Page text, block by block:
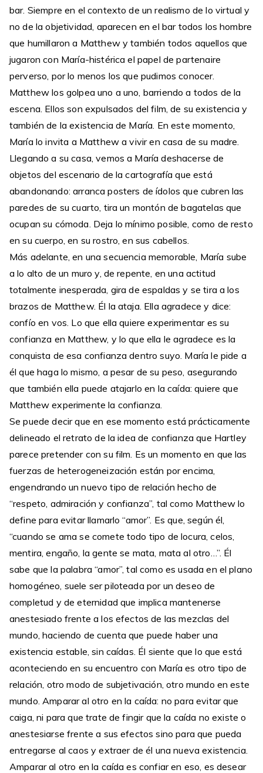
bar. Siempre en el contexto de un realismo de lo virtual y
no de la objetividad, aparecen en el bar todos los hombre
que humillaron a Matthew y también todos aquellos que
jugaron con María-histérica el papel de partenaire
perverso, por lo menos los que pudimos conocer.
Matthew los golpea uno a uno, barriendo a todos de la
escena. Ellos son expulsados del film, de su existencia y
también de la existencia de María. En este momento,
María lo invita a Matthew a vivir en casa de su madre.
Llegando a su casa, vemos a María deshacerse de
objetos del escenario de la cartografía que está
abandonando: arranca posters de ídolos que cubren las
paredes de su cuarto, tira un montón de bagatelas que
ocupan su cómoda. Deja lo mínimo posible, como de resto
en su cuerpo, en su rostro, en sus cabellos.
Más adelante, en una secuencia memorable, María sube
a lo alto de un muro y, de repente, en una actitud
totalmente inesperada, gira de espaldas y se tira a los
brazos de Matthew. Él la ataja. Ella agradece y dice:
confío en vos. Lo que ella quiere experimentar es su
confianza en Matthew, y lo que ella le agradece es la
conquista de esa confianza dentro suyo. María le pide a
él que haga lo mismo, a pesar de su peso, asegurando
que también ella puede atajarlo en la caída: quiere que
Matthew experimente la confianza.
Se puede decir que en ese momento está prácticamente
delineado el retrato de la idea de confianza que Hartley
parece pretender con su film. Es un momento en que las
fuerzas de heterogeneización están por encima,
engendrando un nuevo tipo de relación hecho de
“respeto, admiración y confianza”, tal como Matthew lo
define para evitar llamarlo “amor”. Es que, según él,
“cuando se ama se comete todo tipo de locura, celos,
mentira, engaño, la gente se mata, mata al otro…”. Él
sabe que la palabra “amor”, tal como es usada en el plano
homogéneo, suele ser piloteada por un deseo de
completud y de eternidad que implica mantenerse
anestesiado frente a los efectos de las mezclas del
mundo, haciendo de cuenta que puede haber una
existencia estable, sin caídas. Él siente que lo que está
aconteciendo en su encuentro con María es otro tipo de
relación, otro modo de subjetivación, otro mundo en este
mundo. Amparar al otro en la caída: no para evitar que
caiga, ni para que trate de fingir que la caída no existe o
anestesiarse frente a sus efectos sino para que pueda
entregarse al caos y extraer de él una nueva existencia.
Amparar al otro en la caída es confiar en eso, es desear